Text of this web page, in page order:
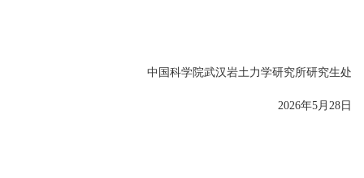
中国科学院武汉岩土力学研究所研究生处
2026年5月28日